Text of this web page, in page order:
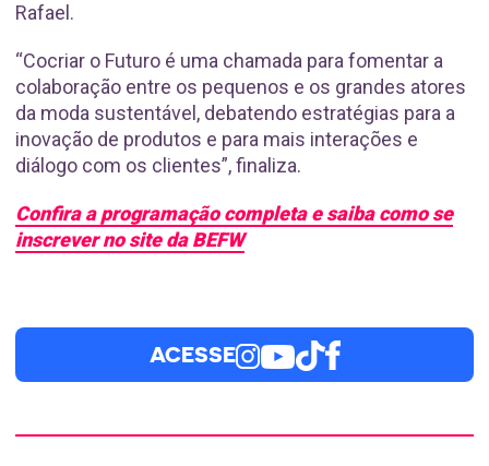
Rafael.
“Cocriar o Futuro é uma chamada para fomentar a
colaboração entre os pequenos e os grandes atores
da moda sustentável, debatendo estratégias para a
inovação de produtos e para mais interações e
diálogo com os clientes”, finaliza.
Confira a programação completa e saiba como se
inscrever no site da BEFW
ACESSE